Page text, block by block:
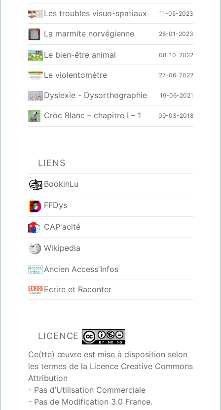
Les troubles visuo-spatiaux 11-05-2023
La marmite norvégienne 28-01-2023
Le bien-être animal 08-10-2022
Le violentomètre 27-06-2022
Dyslexie - Dysorthographie 19-06-2021
Croc Blanc – chapitre I – 1 09-03-2018
LIENS
BookinLu
FFDys
CAP'acité
Wikipedia
Ancien Access'Infos
Ecrire et Raconter
LICENCE
Ce(tte) œuvre est mise à disposition selon
les termes de la Licence Creative Commons
Attribution
- Pas d’Utilisation Commerciale
- Pas de Modification 3.0 France.